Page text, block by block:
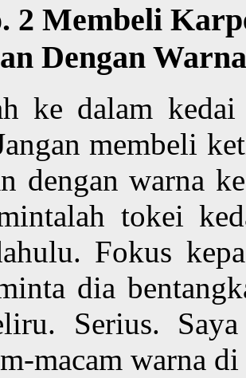
2 Membeli
Dengan
ke dalam
membeli
dengan warna
tokei
Fokus
dia
Serius.
macam warna